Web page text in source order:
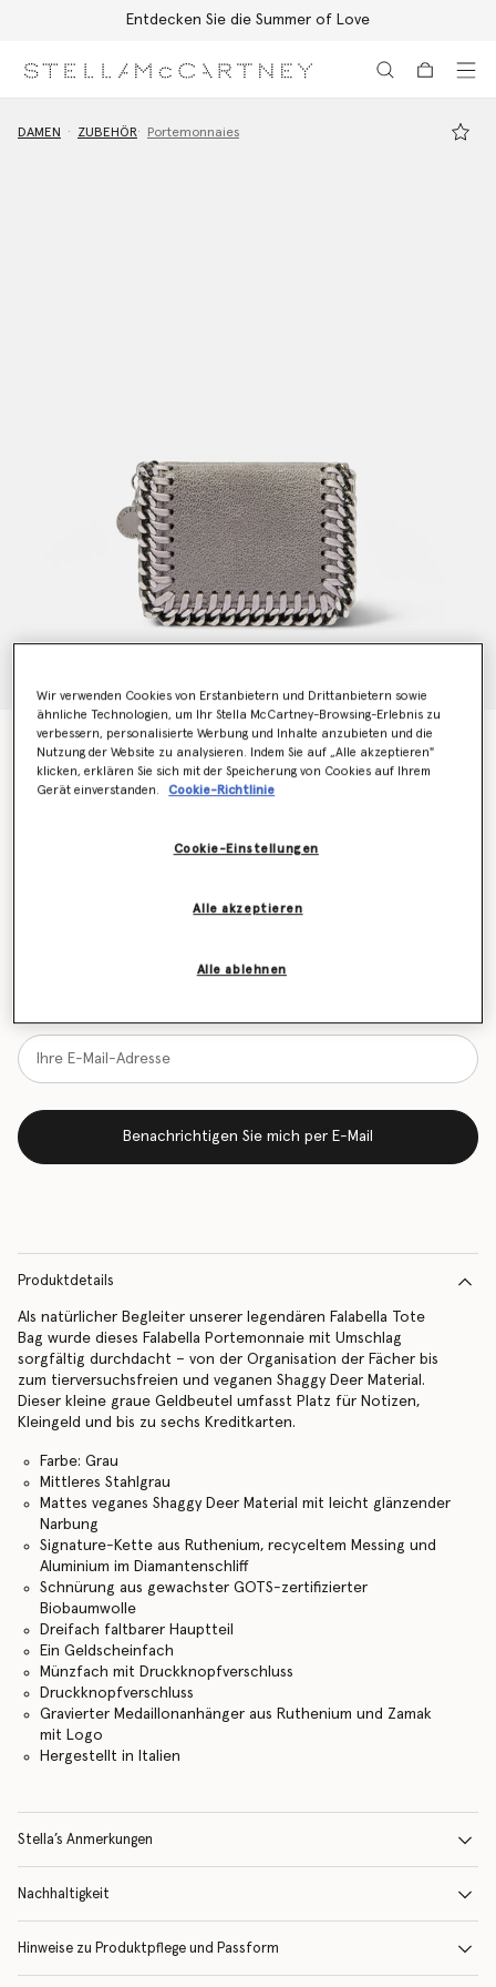
Entdecken Sie die Summer of Love
DAMEN ZUBEHÖR Portemonnaies
Kleines Portemonnaie Falabella mit Ueberschlag
€375.00
Benachrichtigen Sie mich per E-Mail
Produktdetails
Als natürlicher Begleiter unserer legendären Falabella Tote
Bag wurde dieses Falabella Portemonnaie mit Umschlag
sorgfältig durchdacht – von der Organisation der Fächer bis
zum tierversuchsfreien und veganen Shaggy Deer Material.
Dieser kleine graue Geldbeutel umfasst Platz für Notizen,
Kleingeld und bis zu sechs Kreditkarten.
Farbe: Grau
Mittleres Stahlgrau
Mattes veganes Shaggy Deer Material mit leicht glänzender
Narbung
Signature-Kette aus Ruthenium, recyceltem Messing und
Aluminium im Diamantenschliff
Schnürung aus gewachster GOTS-zertifizierter
Biobaumwolle
Dreifach faltbarer Hauptteil
Ein Geldscheinfach
Münzfach mit Druckknopfverschluss
Druckknopfverschluss
Gravierter Medaillonanhänger aus Ruthenium und Zamak
mit Logo
Hergestellt in Italien
Stella’s Anmerkungen
Nachhaltigkeit
Hinweise zu Produktpflege und Passform
Wir verwenden Cookies von Erstanbietern und Drittanbietern sowie
ähnliche Technologien, um Ihr Stella McCartney-Browsing-Erlebnis zu
verbessern, personalisierte Werbung und Inhalte anzubieten und die
Nutzung der Website zu analysieren. Indem Sie auf „Alle akzeptieren"
klicken, erklären Sie sich mit der Speicherung von Cookies auf Ihrem
Gerät einverstanden.
Cookie-Richtlinie
Cookie-Einstellungen
Alle ablehnen
Alle akzeptieren